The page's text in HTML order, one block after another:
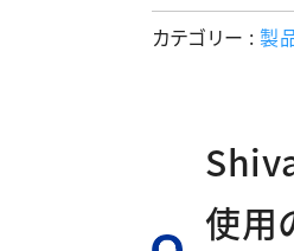
カテゴリー : 製
使用